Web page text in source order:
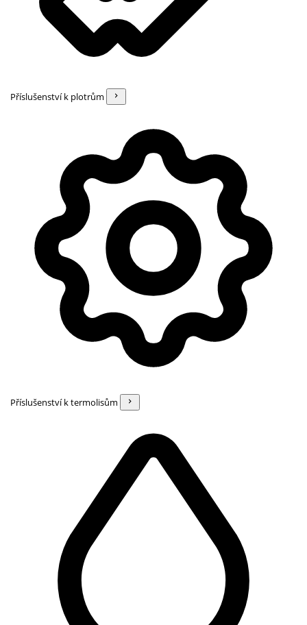
Příslušenství k plotrům
Příslušenství k termolisům